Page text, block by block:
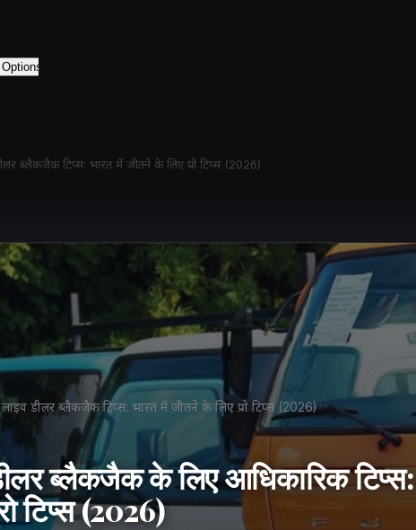
ब्लैकजैक टिप्स: भारत में जीतने के लिए प्रो टिप्स (2026)
डीलर ब्लैकजैक टिप्स: भारत में जीतने के लिए प्रो टिप्स (2026)
ब्लैकजैक के लिए आधिकारिक टिप्स:
टिप्स (2026)